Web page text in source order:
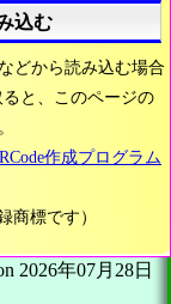
込む
どから読み込む場合
ると、このページの
作成プログラム
商標です）
2026年07月28日